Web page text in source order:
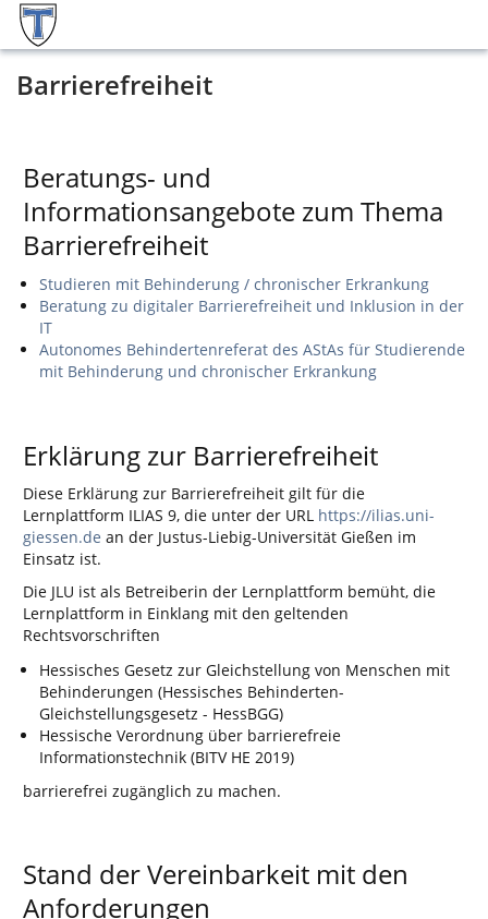
Barrierefreiheit
Beratungs- und
Informationsangebote zum Thema
Barrierefreiheit
Studieren mit Behinderung / chronischer Erkrankung
Beratung zu digitaler Barrierefreiheit und Inklusion in der
IT
Autonomes Behindertenreferat des AStAs für Studierende
mit Behinderung und chronischer Erkrankung
Erklärung zur Barrierefreiheit
Diese Erklärung zur Barrierefreiheit gilt für die
Lernplattform ILIAS 9, die unter der URL https://ilias.uni-
giessen.de an der Justus-Liebig-Universität Gießen im
Einsatz ist.
Die JLU ist als Betreiberin der Lernplattform bemüht, die
Lernplattform in Einklang mit den geltenden
Rechtsvorschriften
Hessisches Gesetz zur Gleichstellung von Menschen mit
Behinderungen (Hessisches Behinderten-
Gleichstellungsgesetz - HessBGG)
Hessische Verordnung über barrierefreie
Informationstechnik (BITV HE 2019)
barrierefrei zugänglich zu machen.
Stand der Vereinbarkeit mit den
Anforderungen